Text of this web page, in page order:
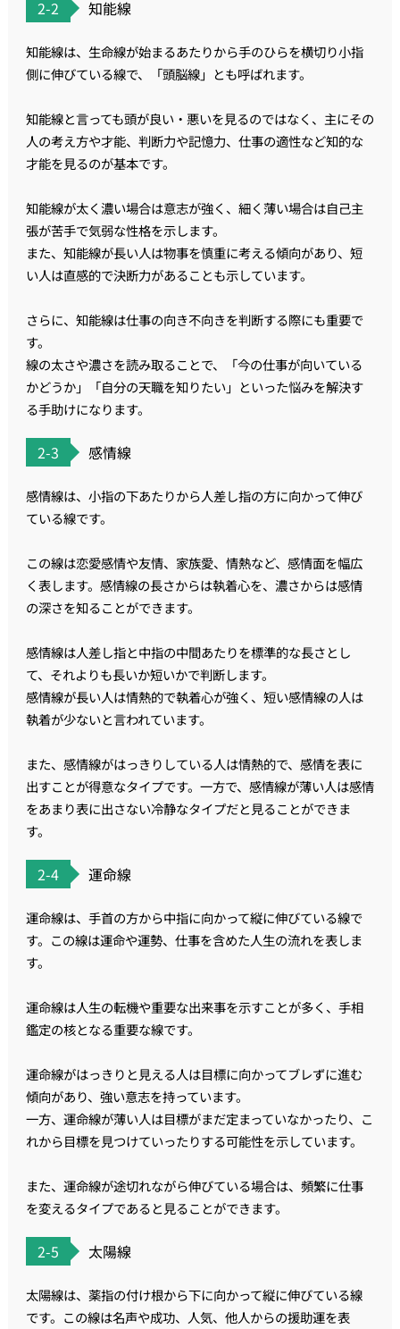
2-2 知能線
知能線は、生命線が始まるあたりから手のひらを横切り小指
側に伸びている線で、「頭脳線」とも呼ばれます。
知能線と言っても頭が良い・悪いを見るのではなく、主にその
人の考え方や才能、判断力や記憶力、仕事の適性など知的な
才能を見るのが基本です。
知能線が太く濃い場合は意志が強く、細く薄い場合は自己主
張が苦手で気弱な性格を示します。
また、知能線が長い人は物事を慎重に考える傾向があり、短
い人は直感的で決断力があることも示しています。
さらに、知能線は仕事の向き不向きを判断する際にも重要で
す。
線の太さや濃さを読み取ることで、「今の仕事が向いている
かどうか」「自分の天職を知りたい」といった悩みを解決す
る手助けになります。
2-3 感情線
感情線は、小指の下あたりから人差し指の方に向かって伸び
ている線です。
この線は恋愛感情や友情、家族愛、情熱など、感情面を幅広
く表します。感情線の長さからは執着心を、濃さからは感情
の深さを知ることができます。
感情線は人差し指と中指の中間あたりを標準的な長さとし
て、それよりも長いか短いかで判断します。
感情線が長い人は情熱的で執着心が強く、短い感情線の人は
執着が少ないと言われています。
また、感情線がはっきりしている人は情熱的で、感情を表に
出すことが得意なタイプです。一方で、感情線が薄い人は感情
をあまり表に出さない冷静なタイプだと見ることができま
す。
2-4 運命線
運命線は、手首の方から中指に向かって縦に伸びている線で
す。この線は運命や運勢、仕事を含めた人生の流れを表しま
す。
運命線は人生の転機や重要な出来事を示すことが多く、手相
鑑定の核となる重要な線です。
運命線がはっきりと見える人は目標に向かってブレずに進む
傾向があり、強い意志を持っています。
一方、運命線が薄い人は目標がまだ定まっていなかったり、こ
れから目標を見つけていったりする可能性を示しています。
また、運命線が途切れながら伸びている場合は、頻繁に仕事
を変えるタイプであると見ることができます。
2-5 太陽線
太陽線は、薬指の付け根から下に向かって縦に伸びている線
です。この線は名声や成功、人気、他人からの援助運を表